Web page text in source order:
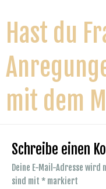
Hast du
mit dem
Schreibe einen
Deine E-Mail-Adresse
sind mit * markiert